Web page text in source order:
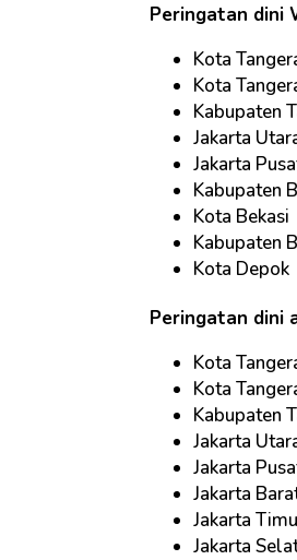
Peringatan dini
Kota
Kota
Kabupaten
Jakarta
Jakarta
Kabupaten
Kota Bekasi
Kabupaten
Kota Depok
Peringatan dini
Kota
Kota
Kabupaten
Jakarta
Jakarta
Jakarta
Jakarta
Jakarta